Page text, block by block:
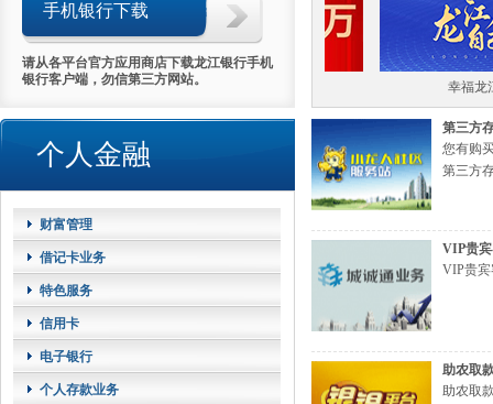
手机银行下载
请从各平台官方应用商店下载龙江银行手机
银行客户端，勿信第三方网站。
个人金融
财富管理
借记卡业务
特色服务
信用卡
电子银行
个人存款业务
喜报首日热销5000万 幸福龙
第三方
您有购
第三方
VIP贵
VIP贵
助农取
助农取